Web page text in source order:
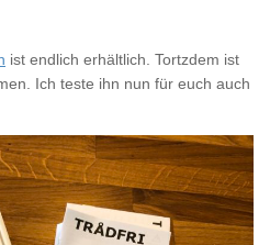
ist endlich erhältlich. Tortzdem ist
Ich teste ihn nun für euch auch